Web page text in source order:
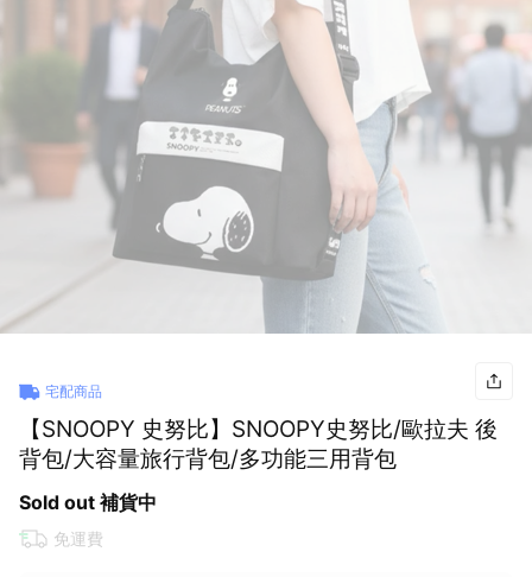
宅配商品
【SNOOPY 史努比】SNOOPY史努比/歐拉夫 後
背包/大容量旅行背包/多功能三用背包
Sold out 補貨中
免運費